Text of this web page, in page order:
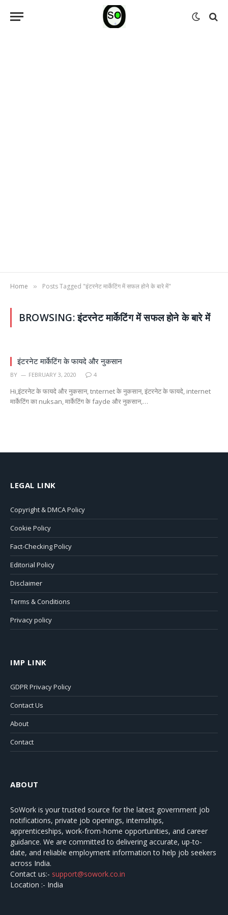
Home » Posts Tagged "इंटरनेट मार्केटिंग में सफल होने के बारे में"
BROWSING:इंटरनेट मार्केटिंग में सफल होने के बारे में
इंटरनेट मार्केटिंग के फायदे और नुकसान
BY FEBRUARY 3, 2020 4
Hi,इंटरनेट के फायदे और नुकसान, tnternet के नुकसान, इंटरनेट के फायदे, internet
मार्केटिंग का nuksan, मार्केटिंग के fayde और नुकसान,…
LEGAL LINK
Copyright & DMCA Policy
Cookie Policy
Fact-Checking Policy
Editorial Policy
Disclaimer
Terms & Conditions
Privacy policy
IMP LINK
GDPR Privacy Policy
Contact Us
About
Contact
ABOUT
SoWork is your trusted source for the latest government job
notifications, private job openings, internships,
apprenticeships, work-from-home opportunities, and career
guidance. We are committed to delivering accurate, up-to-
date, and reliable employment information to help job seekers
across India.
Contact us:- support@sowork.co.in
Location :- India